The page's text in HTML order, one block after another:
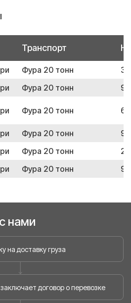
Транспорт
Фура 20 тонн
Фура 20 тонн
Фура 20 тонн
Фура 20 тонн
Фура 20 тонн
Фура 20 тонн
нами
на доставку груза
договор о перевозке